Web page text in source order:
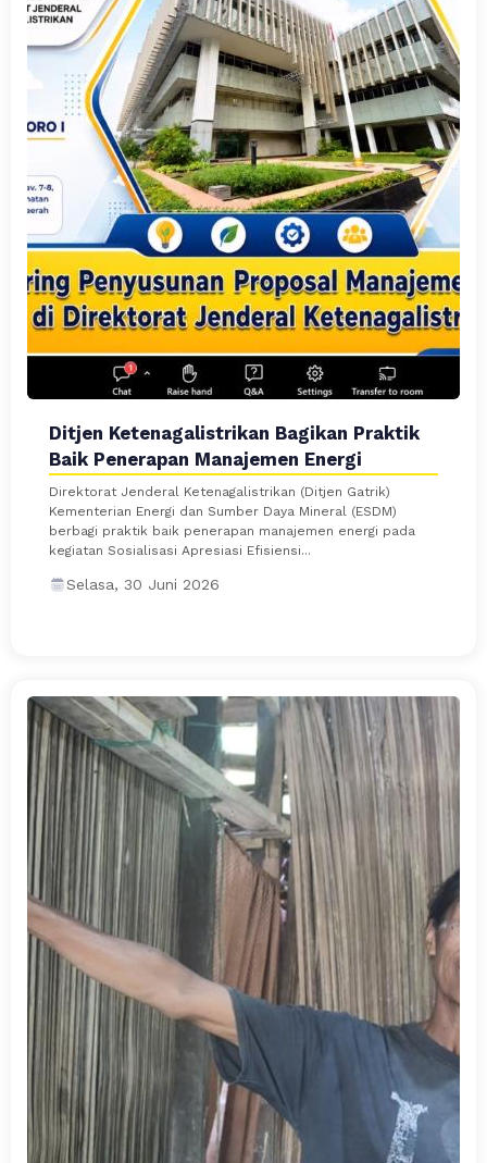
Ditjen Ketenagalistrikan Bagikan Praktik
Baik Penerapan Manajemen Energi
Direktorat Jenderal Ketenagalistrikan (Ditjen Gatrik)
Kementerian Energi dan Sumber Daya Mineral (ESDM)
berbagi praktik baik penerapan manajemen energi pada
kegiatan Sosialisasi Apresiasi Efisiensi...
Selasa, 30 Juni 2026